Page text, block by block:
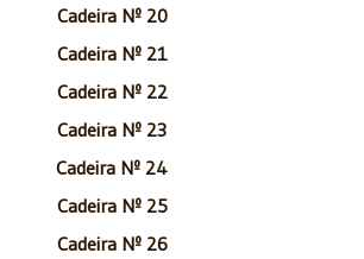
Cadeira Nº 20
Cadeira Nº 21
Cadeira Nº 22
Cadeira Nº 23
Cadeira Nº 24
Cadeira Nº 25
Cadeira Nº 26